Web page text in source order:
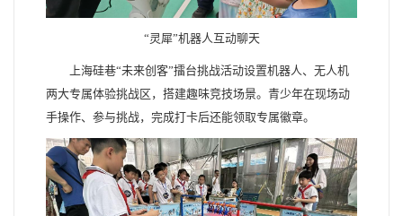
“灵犀”机器人互动聊天
上海硅巷“未来创客”擂台挑战活动设置机器人、无人机
两大专属体验挑战区，搭建趣味竞技场景。青少年在现场动
手操作、参与挑战，完成打卡后还能领取专属徽章。